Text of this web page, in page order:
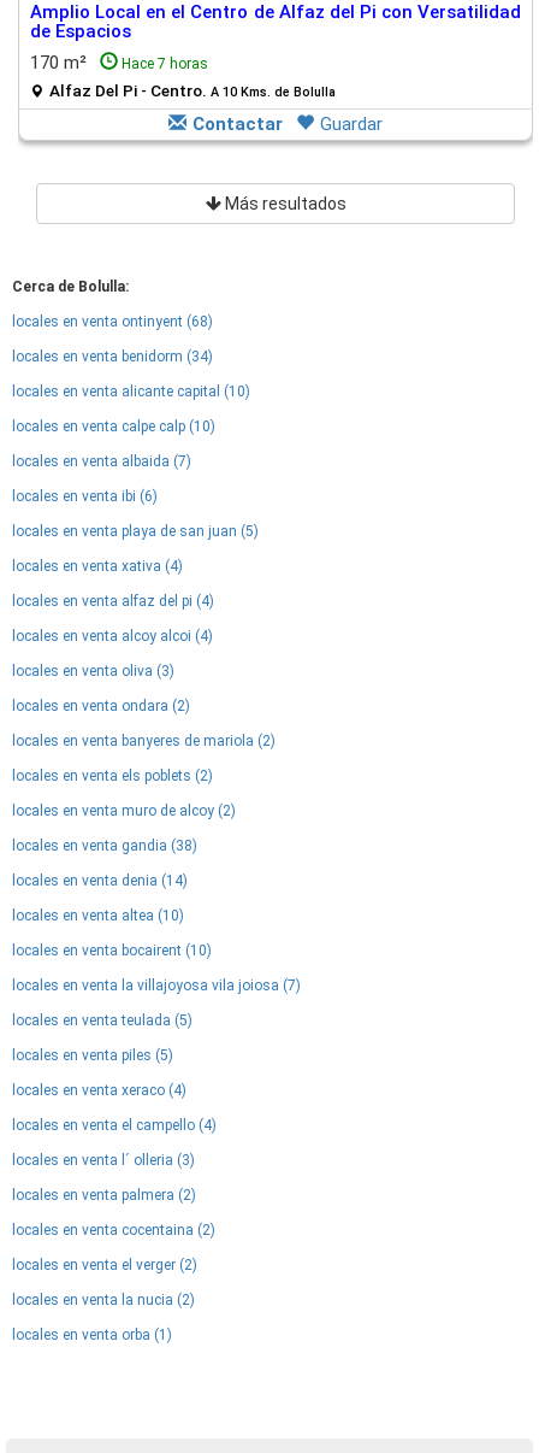
Amplio Local en el Centro de Alfaz del Pi con Versatilidad
de Espacios
170 m²
Hace 7 horas
Alfaz Del Pi - Centro. A 10 Kms. de Bolulla
Contactar Guardar
Más resultados
Cerca de Bolulla:
locales en venta ontinyent (68)
locales en venta benidorm (34)
locales en venta alicante capital (10)
locales en venta calpe calp (10)
locales en venta albaida (7)
locales en venta ibi (6)
locales en venta playa de san juan (5)
locales en venta xativa (4)
locales en venta alfaz del pi (4)
locales en venta alcoy alcoi (4)
locales en venta oliva (3)
locales en venta ondara (2)
locales en venta banyeres de mariola (2)
locales en venta els poblets (2)
locales en venta muro de alcoy (2)
locales en venta gandia (38)
locales en venta denia (14)
locales en venta altea (10)
locales en venta bocairent (10)
locales en venta la villajoyosa vila joiosa (7)
locales en venta teulada (5)
locales en venta piles (5)
locales en venta xeraco (4)
locales en venta el campello (4)
locales en venta l´ olleria (3)
locales en venta palmera (2)
locales en venta cocentaina (2)
locales en venta el verger (2)
locales en venta la nucia (2)
locales en venta orba (1)